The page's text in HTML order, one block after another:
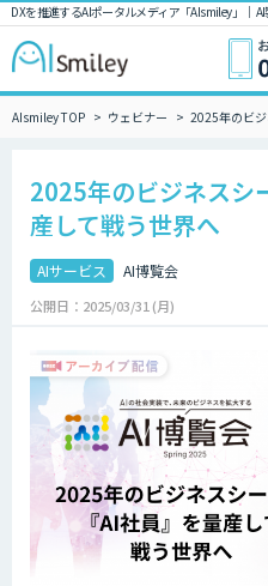
DXを推進するAIポータルメディア「AIsmiley」｜
AIsmiley TOP ウェビナー 2025年のビ
2025年のビジネスシ
産して戦う世界へ
AIサービス AI博覧会
公開日：2025/03/31 (月)